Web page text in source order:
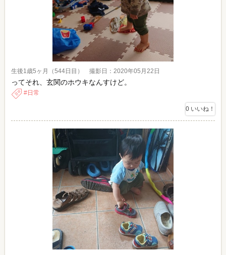
生後1歳5ヶ月（544日目） 撮影日：2020年05月22日
ってそれ、玄関のホウキなんすけど。
日常
0 いいね！